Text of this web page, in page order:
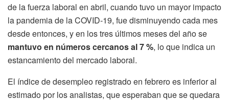
de la fuerza laboral en abril, cuando tuvo un mayor impacto
la pandemia de la COVID-19, fue disminuyendo cada mes
desde entonces, y en los tres últimos meses del año se
mantuvo en números cercanos al 7 %, lo que indica un
estancamiento del mercado laboral.
El índice de desempleo registrado en febrero es inferior al
estimado por los analistas, que esperaban que se quedara